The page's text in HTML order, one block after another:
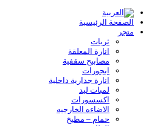
الصفحة الرئيسية
متجر
ثريات
انارة المعلقة
مصابيح سقفية
ابجورات
انارة جدارية داخلية
لمبات ليد
اكسسورات
الاضاءه الخارجیه
حمام – مطبخ